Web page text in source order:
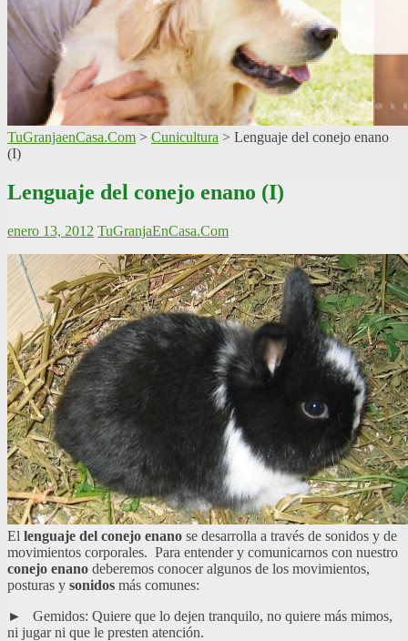
TuGranjaenCasa.Com > Cunicultura > Lenguaje del conejo enano
(I)
Lenguaje del conejo enano (I)
enero 13, 2012 TuGranjaEnCasa.Com
El lenguaje del conejo enano se desarrolla a través de sonidos y de
movimientos corporales. Para entender y comunicarnos con nuestro
conejo enano deberemos conocer algunos de los movimientos,
posturas y sonidos más comunes:
► Gemidos: Quiere que lo dejen tranquilo, no quiere más mimos,
ni jugar ni que le presten atención.